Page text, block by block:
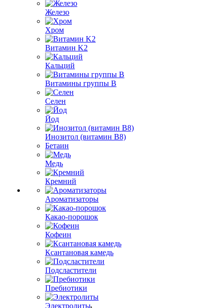
Железо
Хром
Витамин K2
Кальций
Витамины группы B
Селен
Йод
Инозитол (витамин B8)
Бетаин
Медь
Кремний
Ароматизаторы
Какао-порошок
Кофеин
Ксантановая камедь
Подсластители
Пребиотики
Электролиты